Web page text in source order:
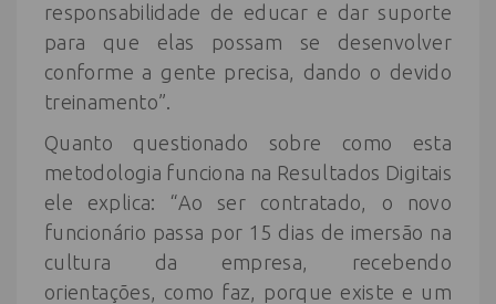
responsabilidade de educar e dar suporte
para que elas possam se desenvolver
conforme a gente precisa, dando o devido
treinamento”.
Quanto questionado sobre como esta
metodologia funciona na Resultados Digitais
ele explica: “Ao ser contratado, o novo
funcionário passa por 15 dias de imersão na
cultura da empresa, recebendo
orientações, como faz, porque existe e um